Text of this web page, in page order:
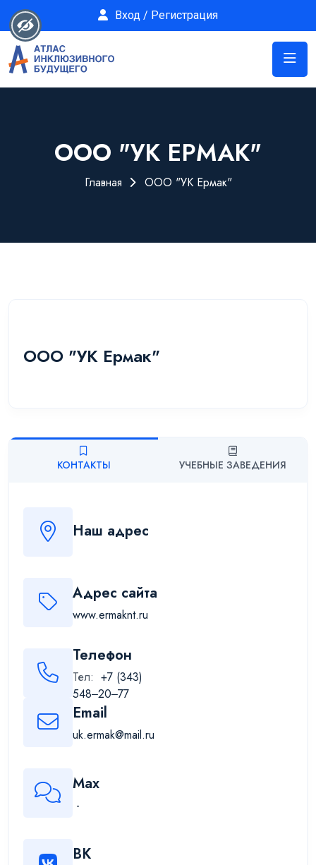
Вход / Регистрация
ООО "УК ЕРМАК"
Главная ООО "УК Ермак"
ООО "УК Ермак"
КОНТАКТЫ УЧЕБНЫЕ ЗАВЕДЕНИЯ
Наш адрес
Адрес сайта
www.ermaknt.ru
Телефон
Тел: +7 (343)
548‒20‒77
Email
uk.ermak@mail.ru
Max
-
ВК